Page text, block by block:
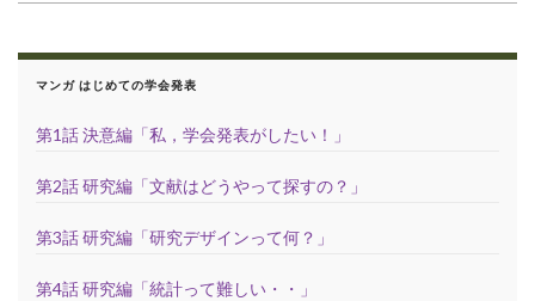
マンガ はじめての学会発表
第1話 決意編「私，学会発表がしたい！」
第2話 研究編「文献はどうやって探すの？」
第3話 研究編「研究デザインって何？」
第4話 研究編「統計って難しい・・」